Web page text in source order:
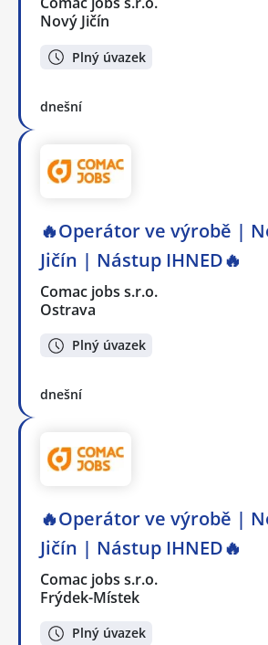
Nový Jičín
Plný úvazek
dnešní
🔥Operátor ve výrobě |
Jičín | Nástup IHNED🔥
Comac jobs s.r.o.
Ostrava
Plný úvazek
dnešní
🔥Operátor ve výrobě |
Jičín | Nástup IHNED🔥
Comac jobs s.r.o.
Frýdek-Místek
Plný úvazek